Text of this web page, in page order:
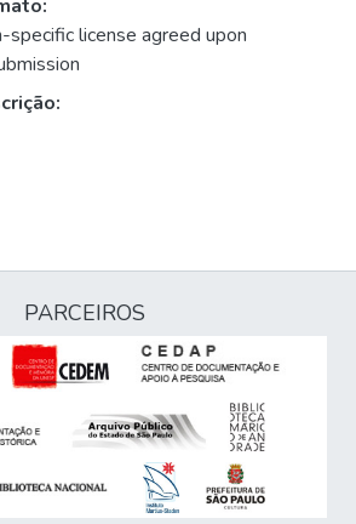
specific license agreed upon
PARCEIROS